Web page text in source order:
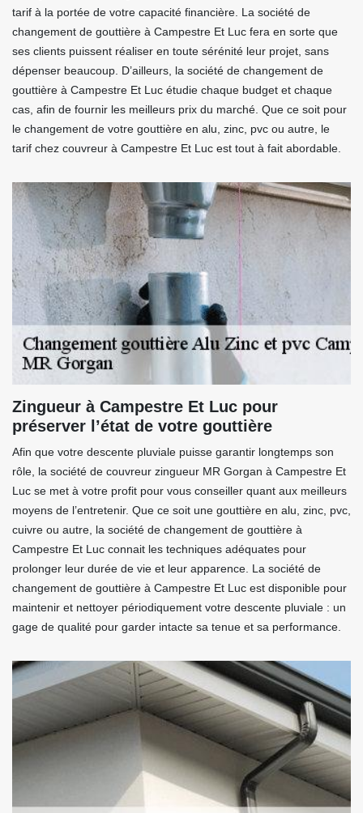
tarif à la portée de votre capacité financière. La société de
changement de gouttière à Campestre Et Luc fera en sorte que
ses clients puissent réaliser en toute sérénité leur projet, sans
dépenser beaucoup. D’ailleurs, la société de changement de
gouttière à Campestre Et Luc étudie chaque budget et chaque
cas, afin de fournir les meilleurs prix du marché. Que ce soit pour
le changement de votre gouttière en alu, zinc, pvc ou autre, le
tarif chez couvreur à Campestre Et Luc est tout à fait abordable.
Zingueur à Campestre Et Luc pour
préserver l’état de votre gouttière
Afin que votre descente pluviale puisse garantir longtemps son
rôle, la société de couvreur zingueur MR Gorgan à Campestre Et
Luc se met à votre profit pour vous conseiller quant aux meilleurs
moyens de l’entretenir. Que ce soit une gouttière en alu, zinc, pvc,
cuivre ou autre, la société de changement de gouttière à
Campestre Et Luc connait les techniques adéquates pour
prolonger leur durée de vie et leur apparence. La société de
changement de gouttière à Campestre Et Luc est disponible pour
maintenir et nettoyer périodiquement votre descente pluviale : un
gage de qualité pour garder intacte sa tenue et sa performance.